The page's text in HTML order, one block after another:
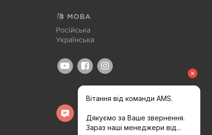
МОВА
Російська
Українська